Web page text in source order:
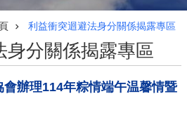
利益衝突迴避法身分關係揭露專區
身分關係揭露專區
辦理114年粽情端午温馨情暨